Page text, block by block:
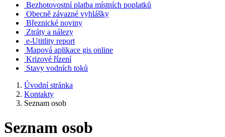
Bezhotovostní platba místních poplatků
Obecně závazné vyhlášky
Březnické noviny
Ztráty a nálezy
e-Utitlity report
Mapová aplikace gis online
Krizové řízení
Stavy vodních toků
Úvodní stránka
Kontakty
Seznam osob
Seznam osob